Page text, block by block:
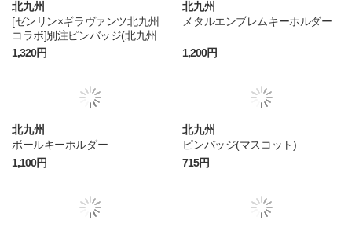
北九州
[ゼンリン×ギラヴァンツ北九州
コラボ]別注ピンバッジ(北九州
市)
1,320円
北九州
メタルエンブレムキーホルダー
1,200円
北九州
ボールキーホルダー
1,100円
北九州
ピンバッジ(マスコット)
715円